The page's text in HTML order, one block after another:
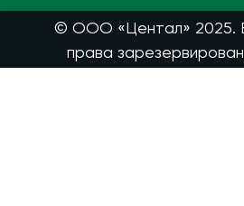
© ООО «Центал» 2025.
права